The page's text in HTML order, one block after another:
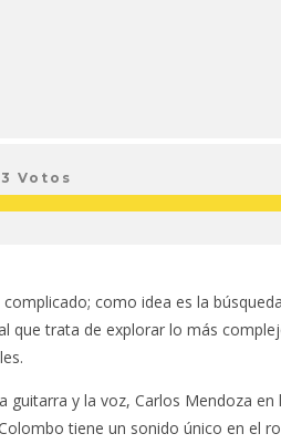
3 Votos
como idea es la
que trata de explorar lo más
y la voz, Carlos Mendoza en
tiene un sonido único en el